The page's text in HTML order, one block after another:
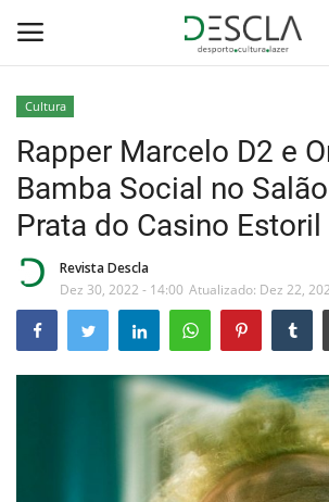
Home
Desporto
Cultura
Rapper Marcelo D2 e
Bamba Social no
Prata do Casino Estoril
Revista Descla
Dez 30, 2022 - 14:00 Atualizado: Dez 22,